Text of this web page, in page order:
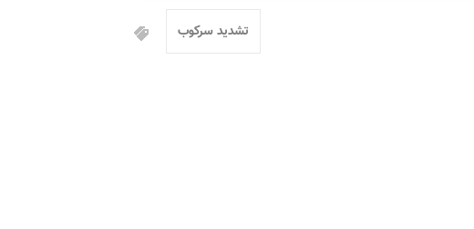
تشدید سرکوب